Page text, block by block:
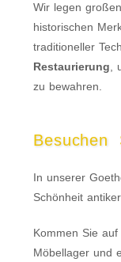
Wir legen
historischen
traditioneller
Restaurierung,
zu bewahren.
Besuchen
In unserer
Schönheit
Kommen Sie
Möbellager und